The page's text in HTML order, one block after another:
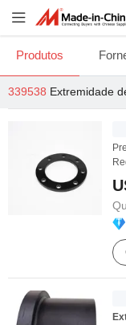
Produtos
339538 Extremidade